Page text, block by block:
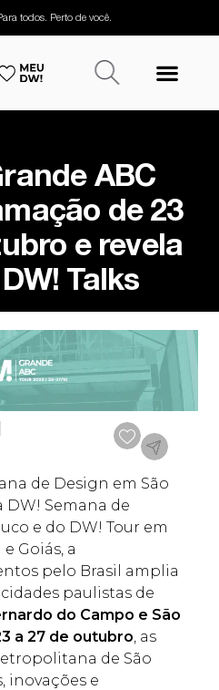
todos. Perto de você.
ABC
de 23
e revela
Talks
de Design em São
DW! Semana de
e do DW! Tour em
Goiás, a
pelo Brasil amplia
paulistas de
do Campo e São
a 27 de outubro, as
de São
inovações e